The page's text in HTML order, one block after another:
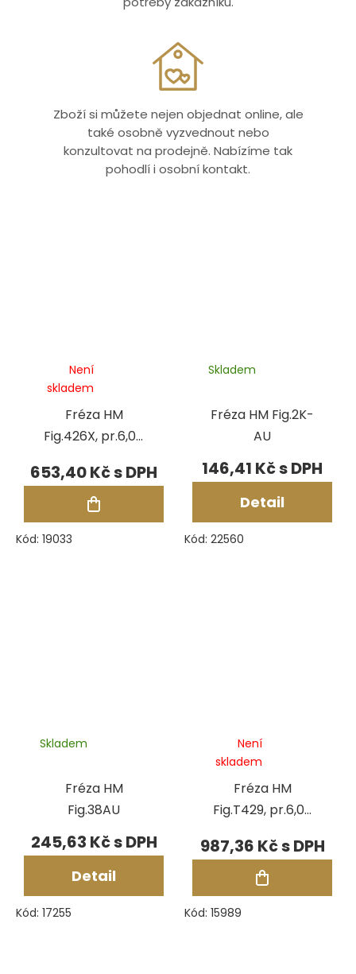
Zboží si můžete nejen objednat online, ale
také osobně vyzvednout nebo
konzultovat na prodejně. Nabízíme tak
pohodlí i osobní kontakt.
Fréza HM
Fig.426X, pr.6,00
Není
skladem
653,40 Kč
Kód: 19033
Fréza HM Fig.2K-
AU
Skladem
146,41 Kč
Detail
Kód: 22560
Fréza HM
Fig.38AU
Skladem
245,63 Kč
Detail
Kód: 17255
Fréza HM
Fig.T429, pr.6,00
Není
skladem
987,36 Kč
Kód: 15989